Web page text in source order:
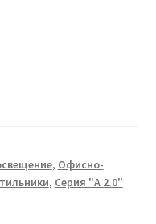
, Офисно-
, Серия "A 2.0"